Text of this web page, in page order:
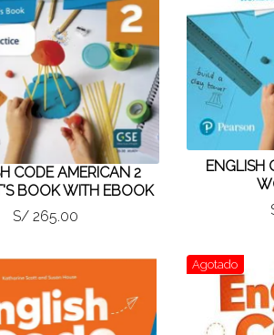
CODE AMERICAN 2
BOOK WITH EBOOK
S/ 265.00
ENGLISH
Agotado